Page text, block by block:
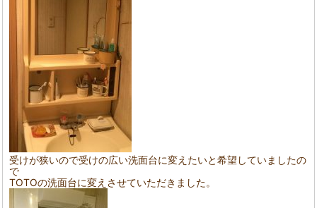
受けが狭いので受けの広い洗面台に変えたいと希望していましたの
で
TOTOの洗面台に変えさせていただきました。